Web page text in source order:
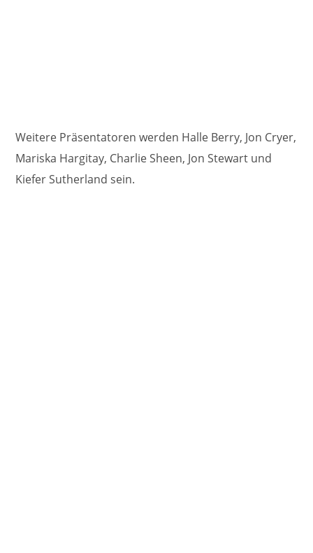
Weitere Präsentatoren werden Halle Berry, Jon Cryer,
Mariska Hargitay, Charlie Sheen, Jon Stewart und
Kiefer Sutherland sein.